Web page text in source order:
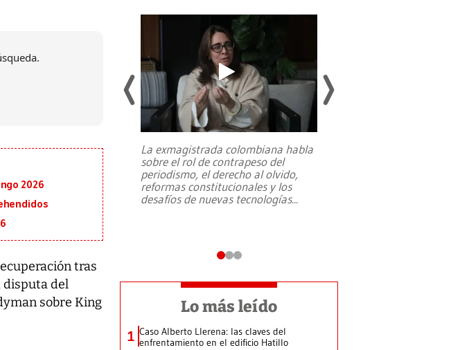
2026
tras
disputa del
sobre King
una
La exmagistrada colombiana habla
sobre el rol de contrapeso del
periodismo, el derecho al olvido,
reformas constitucionales y los
desafíos de nuevas tecnologías...
Lo más leído
1 Caso Alberto Llerena: las claves del
enfrentamiento en el edificio Hatillo